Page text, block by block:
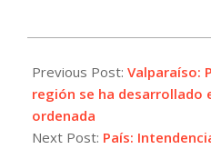
05-
15
Previous Post: Valparaíso:
región se ha desarrollado
ordenada
Next Post: País: